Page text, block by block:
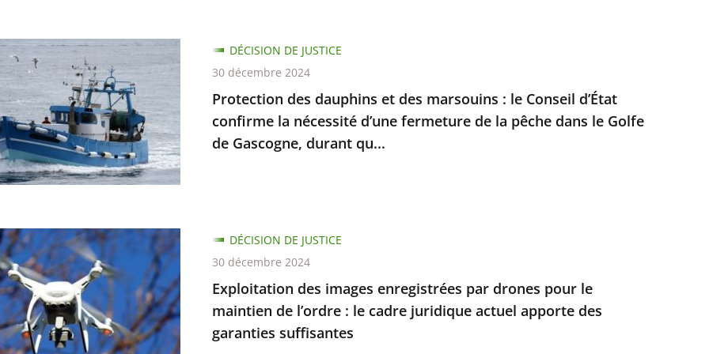
Protection des dauphins et des marsouins : le Conseil d’État
confirme la nécessité d’une fermeture de la pêche dans le Golfe
de Gascogne, durant qu...
DÉCISION DE JUSTICE
30 décembre 2024
Exploitation des images enregistrées par drones pour le
maintien de l’ordre : le cadre juridique actuel apporte des
garanties suffisantes
DÉCISION DE JUSTICE
30 décembre 2024